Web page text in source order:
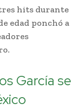
hits durante
edad ponchó a
García se